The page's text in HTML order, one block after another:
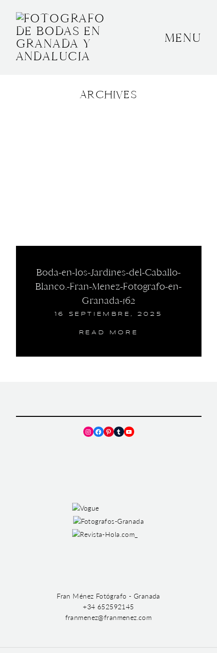
MENU
ARCHIVES
Boda-en-los-Jardines-del-Caballo-
Blanco.-Fran-Menez-Fotografo-en-
Granada-162
16 SEPTIEMBRE, 2025
READ MORE
BODAS
Instagram
Facebook
Pinterest
TumblrYouTube
Fran Ménez Fotógrafo - Granada
+34 652592145
franmenez@franmenez.com